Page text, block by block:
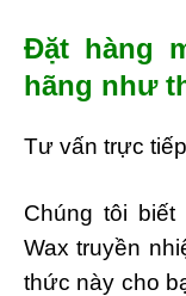
Đặt hàng
hãng như
Tư vấn trực tiếp
Chúng tôi
Wax truyền
thức này cho